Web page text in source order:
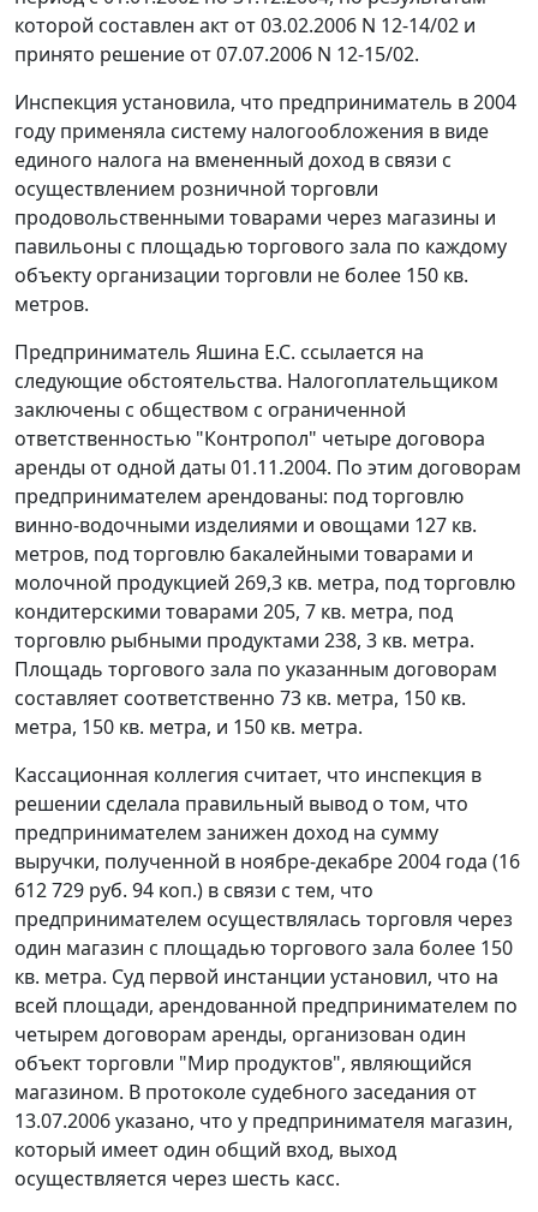
которой составлен акт от 03.02.2006 N 12-14/02 и
принято решение от 07.07.2006 N 12-15/02.
Инспекция установила, что предприниматель в 2004
году применяла систему налогообложения в виде
единого налога на вмененный доход в связи с
осуществлением розничной торговли
продовольственными товарами через магазины и
павильоны с площадью торгового зала по каждому
объекту организации торговли не более 150 кв.
метров.
Предприниматель Яшина Е.С. ссылается на
следующие обстоятельства. Налогоплательщиком
заключены с обществом с ограниченной
ответственностью "Контропол" четыре договора
аренды от одной даты 01.11.2004. По этим договорам
предпринимателем арендованы: под торговлю
винно-водочными изделиями и овощами 127 кв.
метров, под торговлю бакалейными товарами и
молочной продукцией 269,3 кв. метра, под торговлю
кондитерскими товарами 205, 7 кв. метра, под
торговлю рыбными продуктами 238, 3 кв. метра.
Площадь торгового зала по указанным договорам
составляет соответственно 73 кв. метра, 150 кв.
метра, 150 кв. метра, и 150 кв. метра.
Кассационная коллегия считает, что инспекция в
решении сделала правильный вывод о том, что
предпринимателем занижен доход на сумму
выручки, полученной в ноябре-декабре 2004 года (16
612 729 руб. 94 коп.) в связи с тем, что
предпринимателем осуществлялась торговля через
один магазин с площадью торгового зала более 150
кв. метра. Суд первой инстанции установил, что на
всей площади, арендованной предпринимателем по
четырем договорам аренды, организован один
объект торговли "Мир продуктов", являющийся
магазином. В протоколе судебного заседания от
13.07.2006 указано, что у предпринимателя магазин,
который имеет один общий вход, выход
осуществляется через шесть касс.